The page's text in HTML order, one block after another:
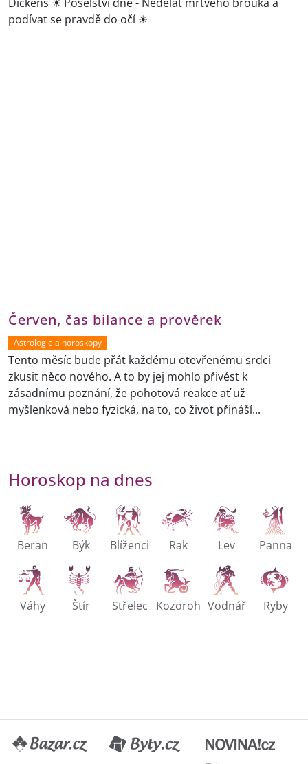
podívat se pravdě do očí ☀
Tento měsíc bude přát každému otevřenému srdci
zkusit něco nového. A to by jej mohlo přivést k
zásadnímu poznání, že pohotová reakce ať už
myšlenková nebo fyzická, na to, co život přináší...